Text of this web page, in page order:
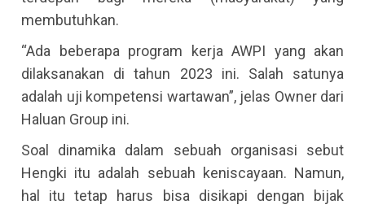
membutuhkan.
“Ada beberapa program kerja AWPI yang akan
dilaksanakan di tahun 2023 ini. Salah satunya
adalah uji kompetensi wartawan”, jelas Owner dari
Haluan Group ini.
Soal dinamika dalam sebuah organisasi sebut
Hengki itu adalah sebuah keniscayaan. Namun,
hal itu tetap harus bisa disikapi dengan bijak